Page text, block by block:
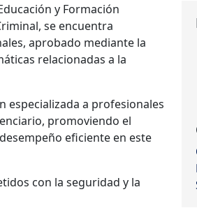
y Formación
se encuentra
aprobado mediante la
relacionadas a la
especializada a profesionales
promoviendo el
eficiente en este
con la seguridad y la